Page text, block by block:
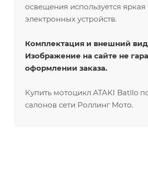
освещения используется
электронных устройств.
Комплектация и внешний вид
Изображение на сайте не
оформлении заказа.
Купить мотоцикл ATAKI Batllo
салонов сети Роллинг Мото.